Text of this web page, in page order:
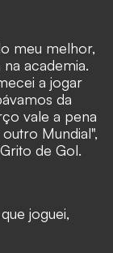
meu melhor,
academia.
a jogar
da
vale a pena
Mundial",
de Gol.
joguei,